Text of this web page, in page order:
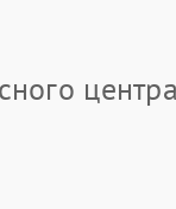
центра